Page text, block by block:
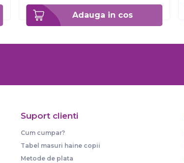
Adauga in cos
Suport clienti
Cum cumpar?
Tabel masuri haine copii
Metode de plata